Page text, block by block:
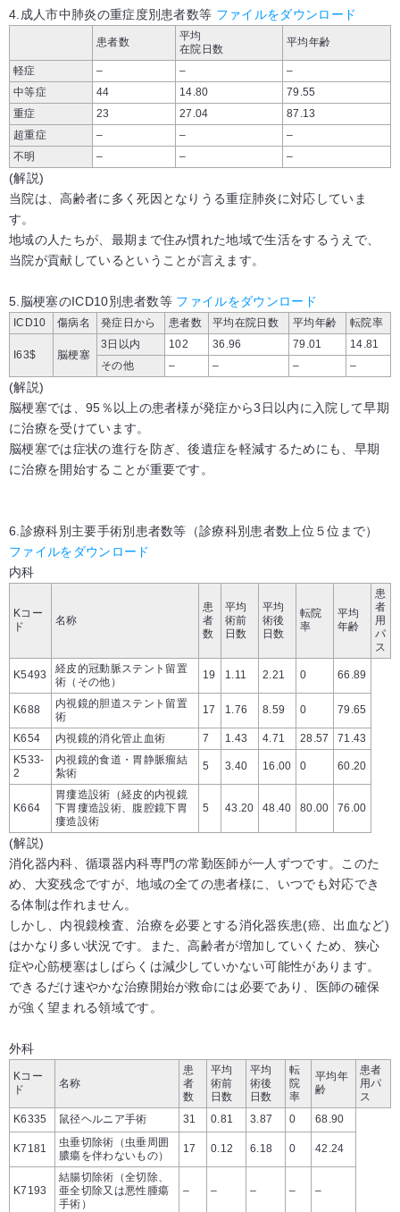
4.成人市中肺炎の重症度別患者数等 ファイルをダウンロード
患者数
平均
在院日数
平均年齢
軽症 – –
–
中等症
44 14.80
79.55
重症
23 27.04
87.13
超重症
– –
–
不明
– – –
(解説)
当院は、高齢者に多く死因となりうる重症肺炎に対応していま
す。
地域の人たちが、最期まで住み慣れた地域で生活をするうえで、
当院が貢献しているということが言えます。
5.脳梗塞のICD10別患者数等 ファイルをダウンロード
ICD10 傷病名 発症日から 患者数 平均在院日数 平均年齢 転院率
I63$ 脳梗塞
3日以内 102 36.96 79.01
14.81
その他
– – – –
(解説)
脳梗塞では、95％以上の患者様が発症から3日以内に入院して早期
に治療を受けています。
脳梗塞では症状の進行を防ぎ、後遺症を軽減するためにも、早期
に治療を開始することが重要です。
6.診療科別主要手術別患者数等（診療科別患者数上位５位まで）
ファイルをダウンロード
内科
Kコー
ド
名称
患
者
数
平均
術前
日数
平均
術後
日数
転院
率
平均
年齢
患
者
用
パ
ス
K5493
経皮的冠動脈ステント留置
術（その他）
19 1.11 2.21 0 66.89
K688
内視鏡的胆道ステント留置
術
17 1.76 8.59 0 79.65
K654 内視鏡的消化管止血術 7 1.43 4.71 28.57
71.43
K533-
2
内視鏡的食道・胃静脈瘤結
紮術
5 3.40 16.00 0 60.20
K664
胃瘻造設術（経皮的内視鏡
下胃瘻造設術、腹腔鏡下胃
瘻造設術
5 43.20 48.40 80.00 76.00
(解説)
消化器内科、循環器内科専門の常勤医師が一人ずつです。このた
め、大変残念ですが、地域の全ての患者様に、いつでも対応でき
る体制は作れません。
しかし、内視鏡検査、治療を必要とする消化器疾患(癌、出血など)
はかなり多い状況です。また、高齢者が増加していくため、狭心
症や心筋梗塞はしばらくは減少していかない可能性があります。
できるだけ速やかな治療開始が救命には必要であり、医師の確保
が強く望まれる領域です。
外科
Kコー
ド
名称
患
者
数
平均
術前
日数
平均
術後
日数
転
院
率
平均年
齢
患者
用パ
ス
K6335
鼠径ヘルニア手術 31 0.81 3.87 0 68.90
K7181
虫垂切除術（虫垂周囲
膿瘍を伴わないもの）
17 0.12 6.18 0 42.24
K7193
結腸切除術（全切除、
亜全切除又は悪性腫瘍
手術）
– – – – –